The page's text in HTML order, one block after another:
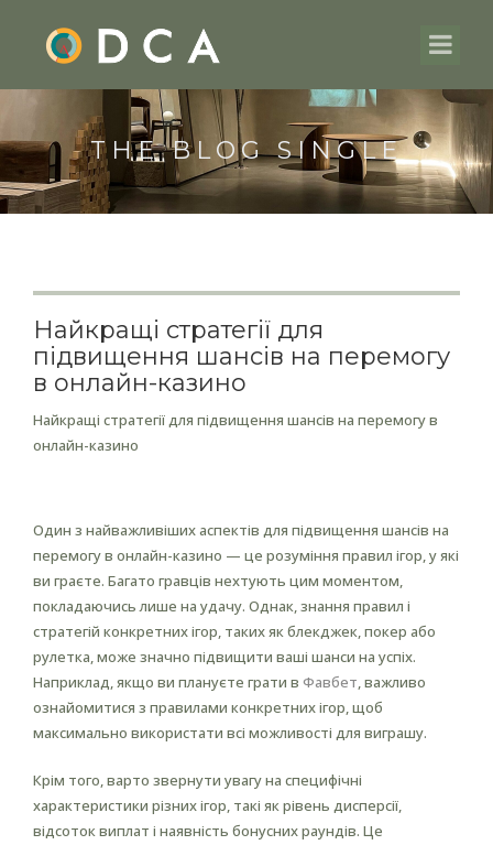
THE BLOG SINGLE
Найкращі стратегії для
підвищення шансів на перемогу
в онлайн-казино
Найкращі стратегії для підвищення шансів на перемогу в
онлайн-казино
Один з найважливіших аспектів для підвищення шансів на
перемогу в онлайн-казино — це розуміння правил ігор, у які
ви граєте. Багато гравців нехтують цим моментом,
покладаючись лише на удачу. Однак, знання правил і
стратегій конкретних ігор, таких як блекджек, покер або
рулетка, може значно підвищити ваші шанси на успіх.
Наприклад, якщо ви плануєте грати в Фавбет, важливо
ознайомитися з правилами конкретних ігор, щоб
максимально використати всі можливості для виграшу.
Крім того, варто звернути увагу на специфічні
характеристики різних ігор, такі як рівень дисперсії,
відсоток виплат і наявність бонусних раундів. Це